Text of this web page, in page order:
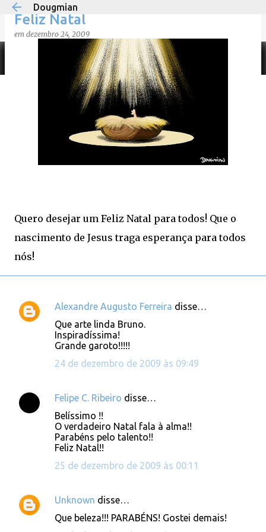
Pular para o conteúdo principal
Dougmian
agosto 21, 2025
Feliz Natal
em dezembro 24, 2009
Quero desejar um Feliz Natal para todos! Que o
nascimento de Jesus traga esperança para todos
nós!
C
t
á
Alexandre Augusto Ferreira disse…
Que arte linda Bruno.
Inspiradíssima!
Grande garoto!!!!!
24 de dezembro de 2009 às 09:49
Felipe C. Ribeiro disse…
Belíssimo !!
O verdadeiro Natal fala à alma!!
Parabéns pelo talento!!
Feliz Natal!!
25 de dezembro de 2009 às 00:11
Unknown disse…
Que beleza!!! PARABÉNS! Gostei demais!